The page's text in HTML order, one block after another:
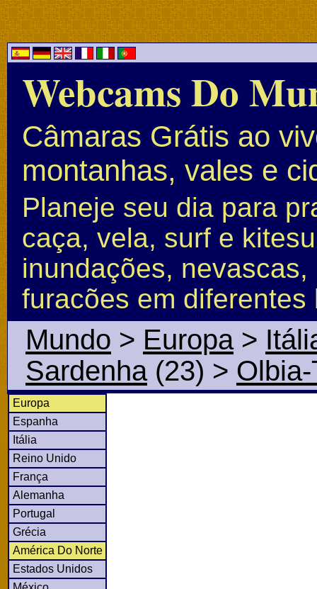
Webcams Do
Câmaras Grátis ao
montanhas, vales e
Planeje seu dia para
caça, vela, surf e
inundações,
furacões em
Mundo > Europa>
Sardenha(23) >
Europa
Espanha
Itália
Reino Unido
França
Alemanha
Portugal
Grécia
América Do Norte
Estados Unidos